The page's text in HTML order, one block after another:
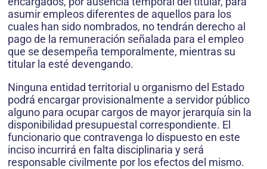
asumir empleos diferentes de aquellos para los
cuales han sido nombrados, no tendrán derecho al
pago de la remuneración señalada para el empleo
que se desempeña temporalmente, mientras su
titular la esté devengando.
Ninguna entidad territorial u organismo del Estado
podrá encargar provisionalmente a servidor público
alguno para ocupar cargos de mayor jerarquía sin la
disponibilidad presupuestal correspondiente. El
funcionario que contravenga lo dispuesto en este
inciso incurrirá en falta disciplinaria y será
responsable civilmente por los efectos del mismo.